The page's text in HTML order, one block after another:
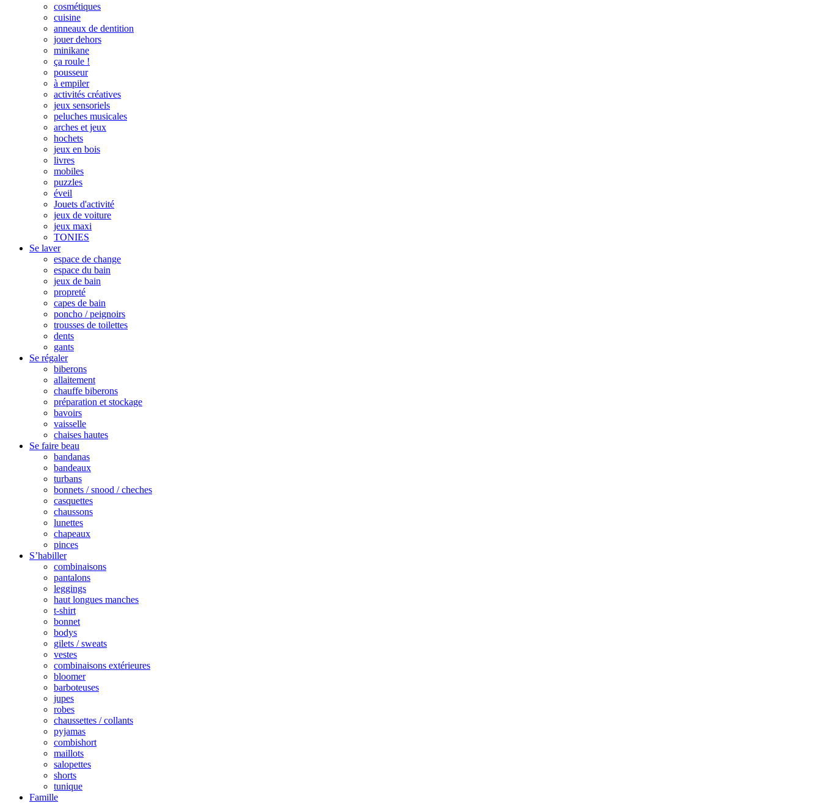
cosmétiques
cuisine
anneaux de dentition
jouer dehors
minikane
ça roule !
pousseur
à empiler
activités créatives
jeux sensoriels
peluches musicales
arches et jeux
hochets
jeux en bois
livres
mobiles
puzzles
éveil
Jouets d'activité
jeux de voiture
jeux maxi
TONIES
Se laver
espace de change
espace du bain
jeux de bain
propreté
capes de bain
poncho / peignoirs
trousses de toilettes
dents
gants
Se régaler
biberons
allaitement
chauffe biberons
préparation et stockage
bavoirs
vaisselle
chaises hautes
Se faire beau
bandanas
bandeaux
turbans
bonnets / snood / cheches
casquettes
chaussons
lunettes
chapeaux
pinces
S’habiller
combinaisons
pantalons
leggings
haut longues manches
t-shirt
bonnet
bodys
gilets / sweats
vestes
combinaisons extérieures
bloomer
barboteuses
jupes
robes
chaussettes / collants
pyjamas
combishort
maillots
salopettes
shorts
tunique
Famille